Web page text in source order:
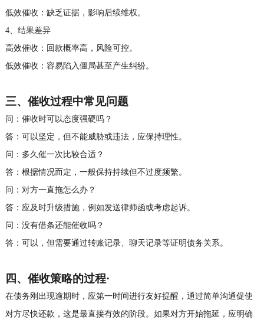
低效催收：缺乏证据，影响后续维权。
4、 结果差异
高效催收：回款概率高，风险可控。
低效催收：容易陷入僵局甚至产生纠纷。
三、 催收过程中常见问题
问：催收时可以态度强硬吗？
答：可以坚定，但不能威胁或违法，应保持理性。
问：多久催一次比较合适？
答：根据情况而定，一般保持持续但不过度频繁。
问：对方一直拖怎么办？
答：应及时升级措施，例如发送律师函或考虑起诉。
问：没有借条还能催收吗？
答：可以，但需要通过转账记录、聊天记录等证明债务关系。
四、 催收策略的过程·
在债务刚出现逾期时，应第一时间进行友好提醒，通过简单沟通促使
对方尽快还款，这是最直接有效的阶段。如果对方开始拖延，应明确